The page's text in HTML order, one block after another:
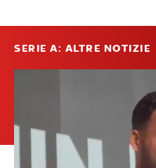
SERIE A: ALTRE NOTIZIE